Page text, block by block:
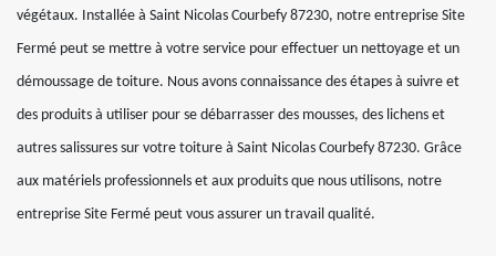
végétaux. Installée à Saint Nicolas Courbefy 87230, notre entreprise Site
Fermé peut se mettre à votre service pour effectuer un nettoyage et un
démoussage de toiture. Nous avons connaissance des étapes à suivre et
des produits à utiliser pour se débarrasser des mousses, des lichens et
autres salissures sur votre toiture à Saint Nicolas Courbefy 87230. Grâce
aux matériels professionnels et aux produits que nous utilisons, notre
entreprise Site Fermé peut vous assurer un travail qualité.